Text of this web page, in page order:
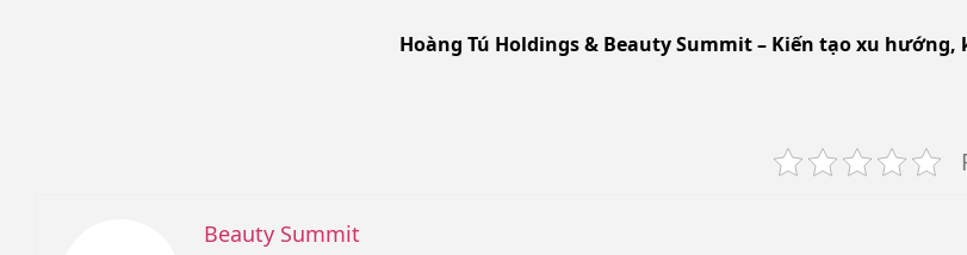
Hoàng Tú Holdings & Beauty Summit – Kiến tạo xu hướng,
Beauty Summit